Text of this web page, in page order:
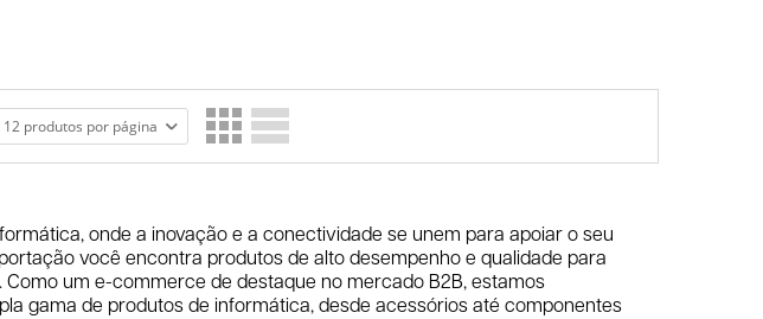
onde a inovação e a conectividade se unem para apoiar o seu
você encontra produtos de alto desempenho e qualidade para
um e-commerce de destaque no mercado B2B, estamos
gama de produtos de informática, desde acessórios até componentes